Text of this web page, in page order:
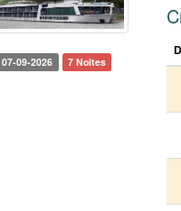
07-09-2026 7 Noites